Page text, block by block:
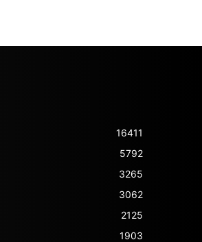
16411
5792
3265
3062
2125
1903